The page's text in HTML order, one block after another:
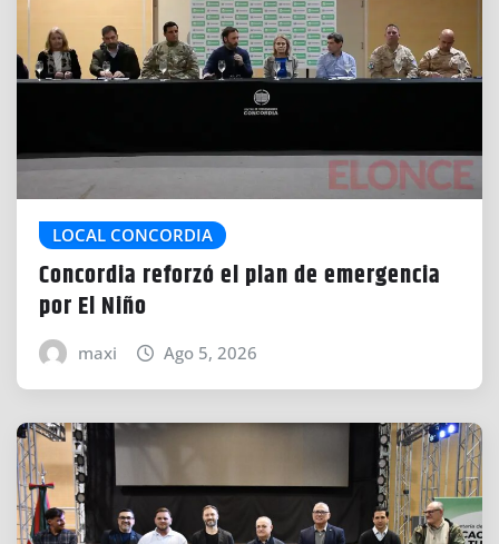
LOCAL CONCORDIA
Concordia reforzó el plan de emergencia
por El Niño
maxi Ago 5, 2026